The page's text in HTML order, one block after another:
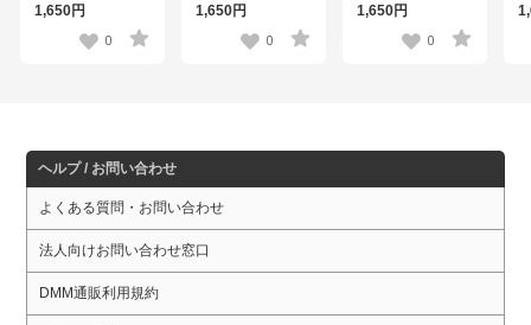
リルスタンド アルバ
1,650円
0
リルスタンド 神父
1,650円
0
リルスタンド ゼロ
1,650円
0
ヘルプ / お問い合わせ
よくある質問・お問い合わせ
法人向けお問い合わせ窓口
DMM通販利用規約